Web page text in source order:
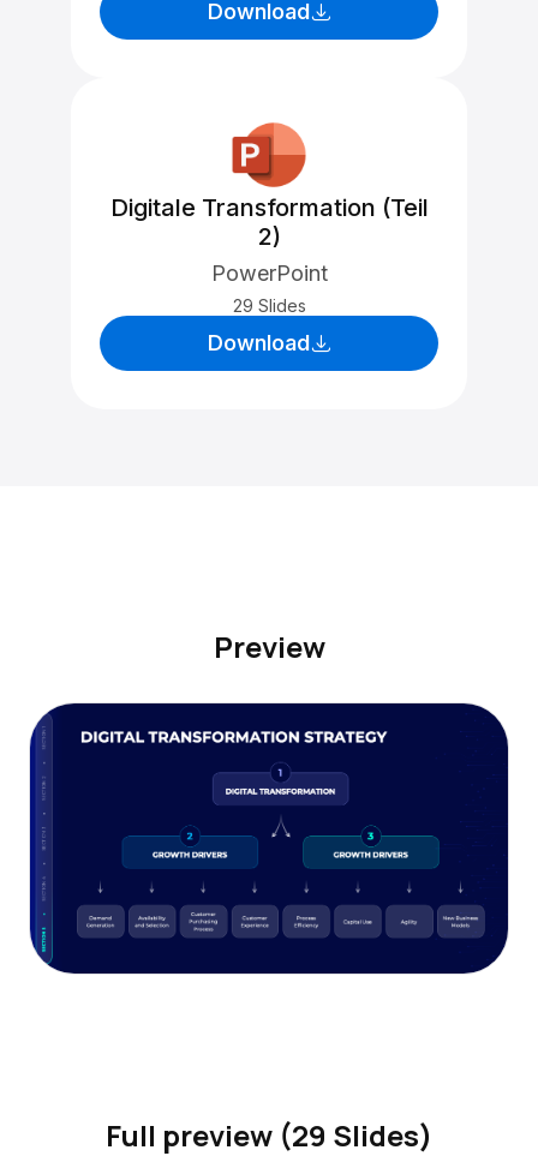
Download
Digitale Transformation (Teil
2)
PowerPoint
29 Slides
Download
Preview
Full preview (29 Slides)